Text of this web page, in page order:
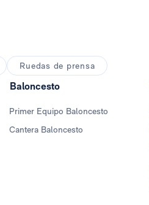
Ruedas de prensa
Baloncesto
Primer Equipo Baloncesto
Cantera Baloncesto